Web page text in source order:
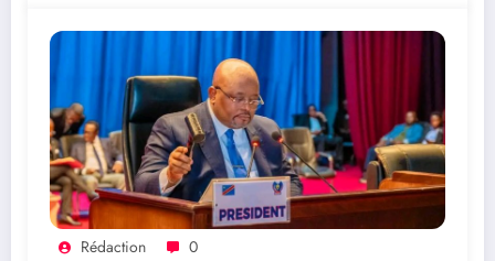
Rédaction 0